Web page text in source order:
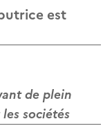
est
de plein
sociétés